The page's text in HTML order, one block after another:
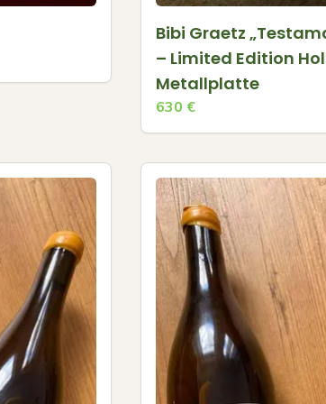
Bibi Graetz
– Limited Edition
Metallplatte
630 €